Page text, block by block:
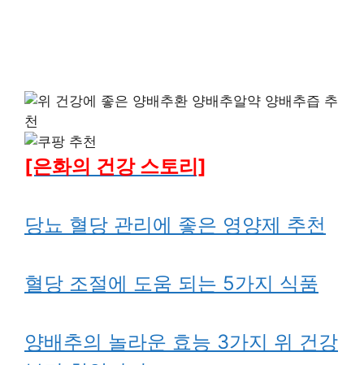
[은화의 건강 스토리]
당뇨 혈당 관리에 좋은 영양제 추천
혈당 조절에 도움 되는 5가지 식품
양배추의 놀라운 효능 3가지 위 건강